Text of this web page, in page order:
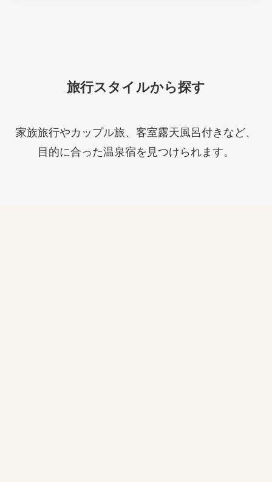
旅行スタイルから探す
家族旅行やカップル旅、客室露天風呂付きなど、
目的に合った温泉宿を見つけられます。